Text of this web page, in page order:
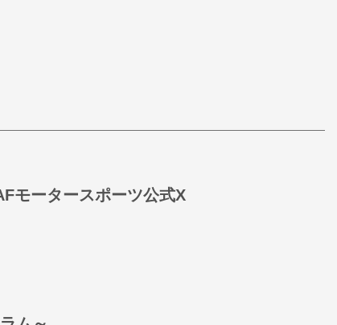
モータースポーツ公式X